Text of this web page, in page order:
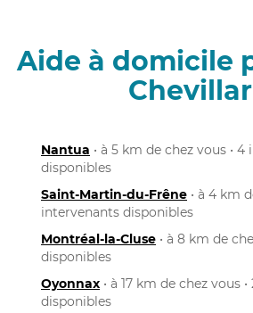
Aide à domicile
Nantua • à 5 km de chez vous •
disponibles
Saint-Martin-du-Frêne • à 4 km
intervenants disponibles
Montréal-la-Cluse • à 8 km de
disponibles
Oyonnax • à 17 km de chez vous
disponibles